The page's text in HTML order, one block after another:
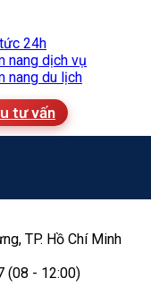
24h
nang dịch vụ
nang du lịch
tư vấn
TP. Hồ Chí Minh
(08 - 12:00)